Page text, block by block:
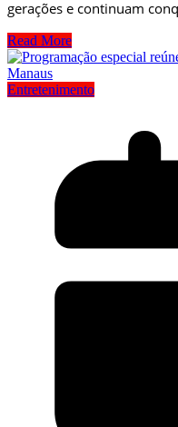
gerações e continuam
Read More
Entretenimento